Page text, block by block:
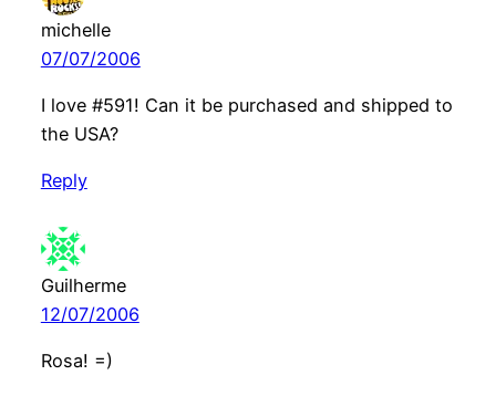
michelle
07/07/2006
I love #591! Can it be purchased and shipped to
the USA?
Reply
Guilherme
12/07/2006
Rosa! =)